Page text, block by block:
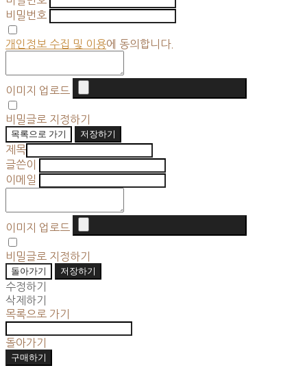
비밀번호
개인정보 수집 및 이용에 동의합니다.
이미지 업로드
비밀글로 지정하기
목록으로 가기
저장하기
제목
글쓴이
이메일
이미지 업로드
비밀글로 지정하기
돌아가기
저장하기
수정하기
삭제하기
목록으로 가기
돌아가기
구매하기